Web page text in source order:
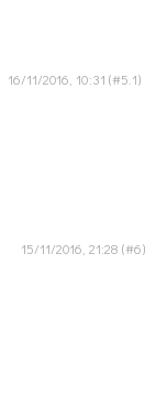
16/11/2016, 10:31
15/11/2016, 21:28